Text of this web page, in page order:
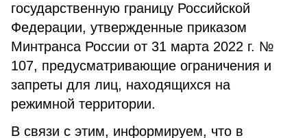
государственную границу Российской
Федерации, утвержденные приказом
Минтранса России от 31 марта 2022 г. №
107, предусматривающие ограничения и
запреты для лиц, находящихся на
режимной территории.
В связи с этим, информируем, что в